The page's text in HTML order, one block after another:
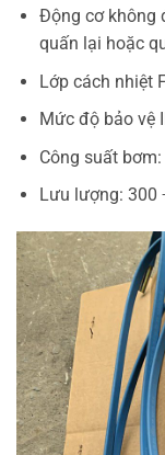
Động cơ không
quấn lại hoặc
Lớp cách nhiệt
Mức độ bảo vệ
Công suất
Lưu lượng: 300